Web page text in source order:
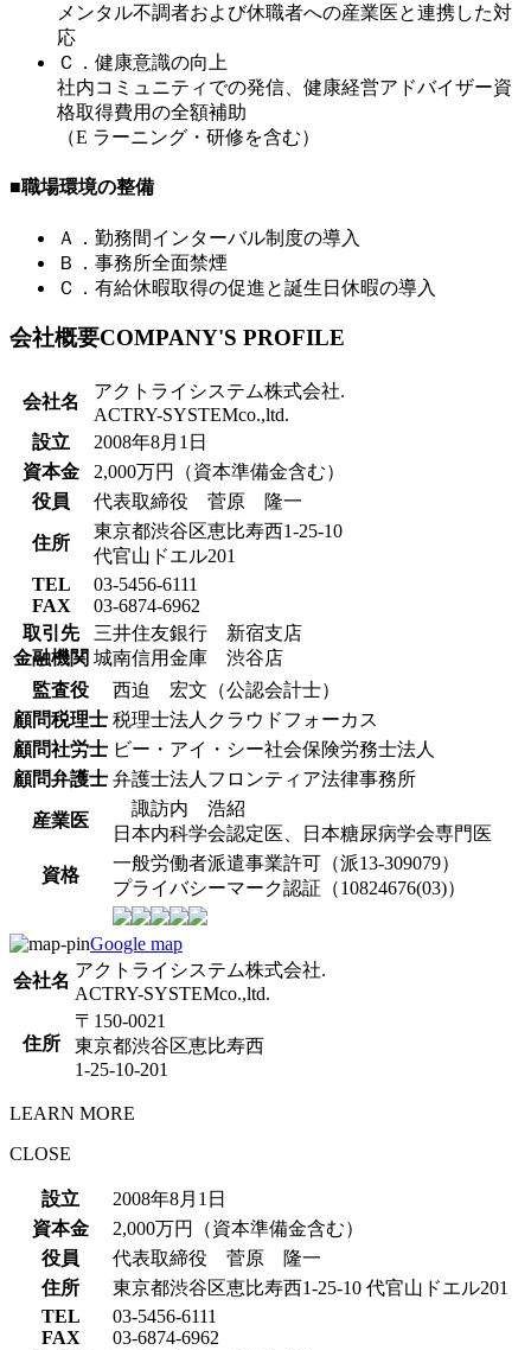
メンタル不調者および休職者への産業医と連携した対
応
Ｃ．健康意識の向上
社内コミュニティでの発信、健康経営アドバイザー資
格取得費用の全額補助
（E ラーニング・研修を含む）
■職場環境の整備
Ａ．勤務間インターバル制度の導入
Ｂ．事務所全面禁煙
Ｃ．有給休暇取得の促進と誕生日休暇の導入
会社概要COMPANY'S PROFILE
会社名
アクトライシステム株式会社.
ACTRY-SYSTEMco.,ltd.
設立
2008年8月1日
資本金
2,000万円（資本準備金含む）
役員
代表取締役 菅原 隆一
住所
東京都渋谷区恵比寿西1-25-10
代官山ドエル201
TEL
FAX
03-5456-6111
03-6874-6962
取引先
金融機関
三井住友銀行 新宿支店
城南信用金庫 渋谷店
監査役
西迫 宏文（公認会計士）
顧問税理士 税理士法人クラウドフォーカス
顧問社労士 ビー・アイ・シー社会保険労務士法人
顧問弁護士 弁護士法人フロンティア法律事務所
産業医
諏訪内 浩紹
日本内科学会認定医、日本糖尿病学会専門医
資格
一般労働者派遣事業許可（派13-309079）
プライバシーマーク認証（10824676(03)）
Google map
会社名
アクトライシステム株式会社.
ACTRY-SYSTEMco.,ltd.
住所
〒150-0021
東京都渋谷区恵比寿西
1-25-10-201
LEARN MORE
CLOSE
設立
2008年8月1日
資本金
2,000万円（資本準備金含む）
役員
代表取締役 菅原 隆一
住所
東京都渋谷区恵比寿西1-25-10 代官山ドエル201
TEL
FAX
03-5456-6111
03-6874-6962